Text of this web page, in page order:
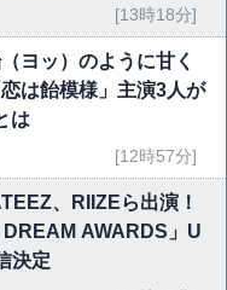
[13時18分]
ヨッ）のように甘く
は飴模様」主演3人が
は
[12時57分]
、RIIZEら出演！
DREAM AWARDS」U
決定